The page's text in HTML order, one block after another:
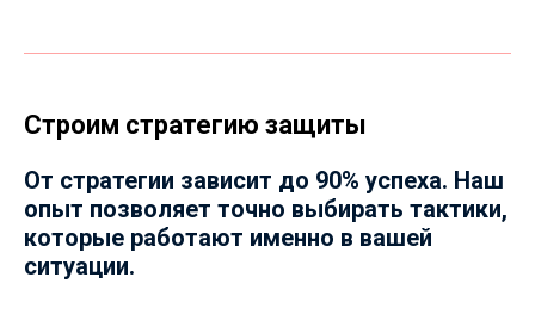
Строим стратегию защиты
От стратегии зависит до 90% успеха. Наш
опыт позволяет точно выбирать тактики,
которые работают именно в вашей
ситуации.